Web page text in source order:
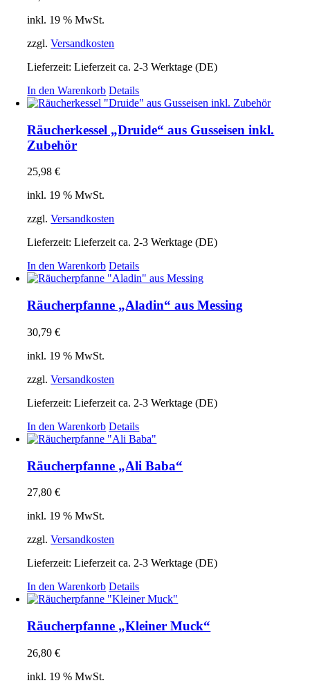
inkl. 19 % MwSt.
zzgl.Versandkosten
Lieferzeit:Lieferzeit ca. 2-3 Werktage (DE)
In den Warenkorb Details
Räucherkessel „Druide“ aus Gusseisen inkl.
Zubehör
25,98€
inkl. 19 % MwSt.
zzgl.Versandkosten
Lieferzeit:Lieferzeit ca. 2-3 Werktage (DE)
In den Warenkorb Details
Räucherpfanne „Aladin“ aus Messing
30,79€
inkl. 19 % MwSt.
zzgl.Versandkosten
Lieferzeit:Lieferzeit ca. 2-3 Werktage (DE)
In den Warenkorb Details
Räucherpfanne „Ali Baba“
27,80€
inkl. 19 % MwSt.
zzgl.Versandkosten
Lieferzeit:Lieferzeit ca. 2-3 Werktage (DE)
In den Warenkorb Details
Räucherpfanne „Kleiner Muck“
26,80€
inkl. 19 % MwSt.